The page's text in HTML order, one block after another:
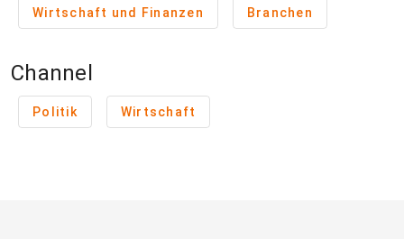
Wirtschaft und Finanzen Branchen
Channel
Politik Wirtschaft